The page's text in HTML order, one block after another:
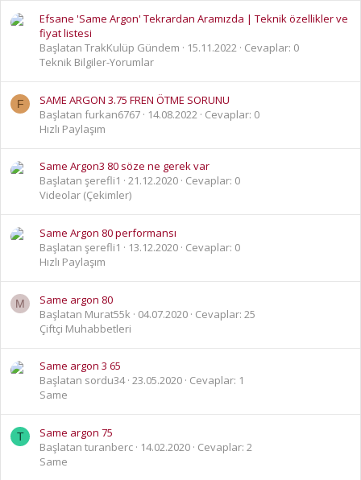
Efsane 'Same Argon' Tekrardan Aramızda | Teknik özellikler ve
fiyat listesi
Başlatan TrakKulüp Gündem
15.11.2022 Cevaplar: 0
Teknik Bilgiler-Yorumlar
F
SAME ARGON 3.75 FREN ÖTME SORUNU
Başlatan furkan6767
14.08.2022
Cevaplar: 0
Hızlı Paylaşım
Same Argon3 80 söze ne gerek var
Başlatan şerefli1
21.12.2020 Cevaplar: 0
Videolar (Çekimler)
Same Argon 80 performansı
Başlatan şerefli1
13.12.2020 Cevaplar: 0
Hızlı Paylaşım
M
Same argon 80
Başlatan Murat55k
04.07.2020 Cevaplar: 25
Çiftçi Muhabbetleri
Same argon 3 65
Başlatan sordu34 23.05.2020 Cevaplar: 1
Same
T
Same argon 75
Başlatan turanberc
14.02.2020 Cevaplar: 2
Same